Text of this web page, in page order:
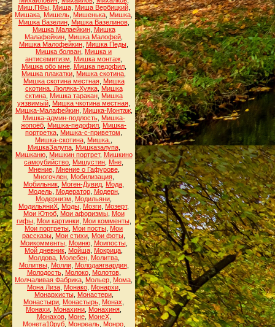
Миш.ПФы, Миша, Миша Вербицкий,
Мишака Мишель Мишенька Мишка
Мишка Вазелин, Мишка Вазелинов,
Мишка Малаейкин, Мишка
Малафейкин Мишка Малофей
Мишка Малофейкин Мишка Педы
Мишка болван Мишка и
антисемитизм
Мишка монтаж
Мишка обо мне, Мишка педофил,
Мишка плакатки Мишка скотина
Мишка скотина местная, Мишка
скотина. Люляка-Хуяка, Мишка
сктина, Мишка таракан, Мишка
уязвимый Мишка чкотина местная
Мишка-Малафейкин, Мишка-Монтаж,
Мишка-админ-подлость, Мишка-
жопоёб Мишка-педофил Мишка-
портретка Мишка-с-приветом
Мишка-скотина Мишка.
МишкаЗалупа, Мишказалупа,
Мишканю, Мишкин портрет, Мишкино
самоубийство Мишустин Мне
Мнение, Мнение о Гафурове,
Многочлен Мобилизация
Мобильник Моген-Дувид Мода
Модель, Модератор, Модерн,
Модернизм
Модильяни
МодильяниХ Моды Мозги Мозерт,
Мои Ютюб, Мои афоризмы, Мои
гифы, Мои картинки, Мои комменты,
Мои портреты Мои посты Мои
рассказы Мои стихи Мои фоты
Моикомменты, Моиню, Моипосты,
Мой дневник Мойша Мокрица
Молдова, Молебен, Молитва,
Молитвы, Молли, Молодаягвардия,
Молодость, Молоко, Молотов,
Молчаливая Фабрика Мольер Мома
Мона Лиза Монако Монархи
Монархисты, Монастери,
Монастыри Монастырь Монах
Монахи Монахини Монахиня
Монахов, Моне, МонеХ,
Монета10руб, Монреаль, Монро,